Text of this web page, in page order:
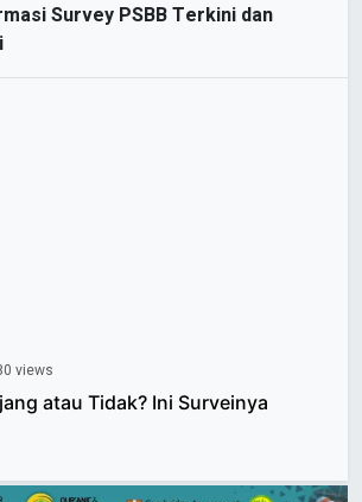
Survey PSBB Terkini dan
views
atau Tidak? Ini Surveinya